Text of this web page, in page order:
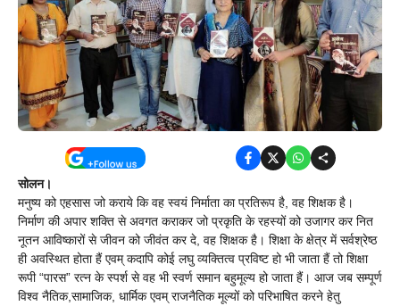
सोलन।
मनुष्य को एहसास जो कराये कि वह स्वयं निर्माता का प्रतिरूप है, वह शिक्षक है।
निर्माण की अपार शक्ति से अवगत कराकर जो प्रकृति के रहस्यों को उजागर कर नित
नूतन आविष्कारों से जीवन को जीवंत कर दे, वह शिक्षक है। शिक्षा के क्षेत्र में सर्वश्रेष्ठ
ही अवस्थित होता हैं एवम् कदापि कोई लघु व्यक्तित्व प्रविष्ट हो भी जाता हैं तो शिक्षा
रूपी “पारस” रत्न के स्पर्श से वह भी स्वर्ण समान बहुमूल्य हो जाता हैं। आज जब सम्पूर्ण
विश्व नैतिक,सामाजिक, धार्मिक एवम् राजनैतिक मूल्यों को परिभाषित करने हेतु